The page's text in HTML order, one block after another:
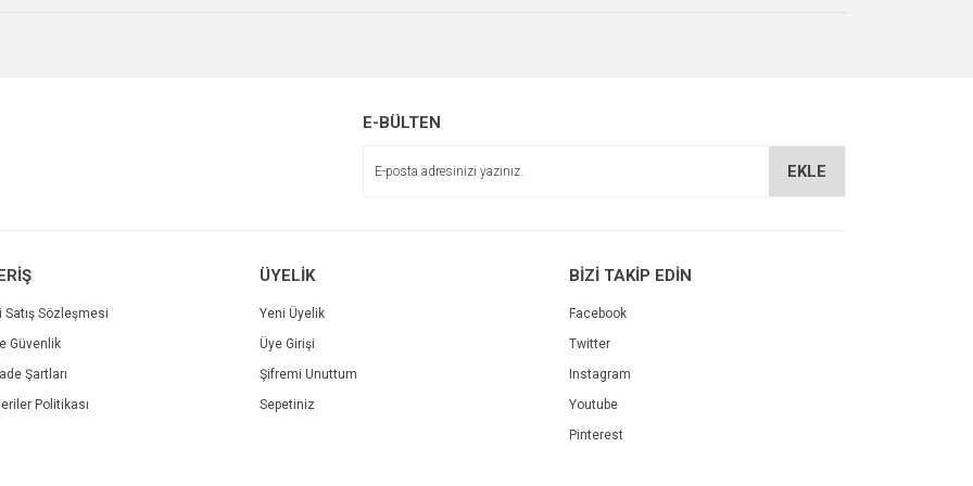
Gönder
Sprint Brother TN-277C Mavi Laser Toner Kartuş
Sprint Brother TN-277M Kırmızı Laser Toner Kartuş
E-BÜLTEN
EKLE
Satış Sözleşmesi
Güvenlik
Şartları
Politikası
ÜYELİK
Yeni Üyelik
Üye Girişi
Şifremi Unuttum
Sepetiniz
BİZİ TAKİP EDİN
Facebook
Twitter
Instagram
Youtube
Pinterest